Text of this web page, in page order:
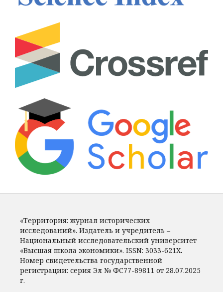
«Территория: журнал исторических
исследований». Издатель и учредитель –
Национальный исследовательский университет
«Высшая школа экономики». ISSN: 3033-621X.
Номер свидетельства государственной
регистрации: серия Эл № ФС77-89811 от 28.07.2025
г.